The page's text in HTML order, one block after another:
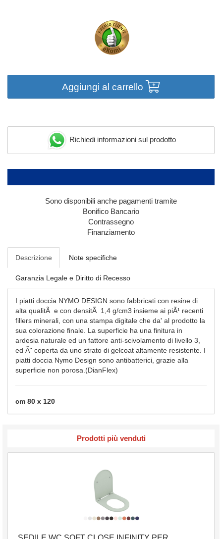
Aggiungi al carrello
Richiedi informazioni sul prodotto
Sono disponibili anche pagamenti tramite
Bonifico Bancario
Contrassegno
Finanziamento
Descrizione Note specifiche
Garanzia Legale e Diritto di Recesso
I piatti doccia NYMO DESIGN sono fabbricati con resine di
alta qualitÃ e con densitÃ 1,4 g/cm3 insieme ai piÃ¹ recenti
fillers minerali, con una stampa digitale che da' al prodotto la
sua colorazione finale. La superficie ha una finitura in
ardesia naturale ed un fattore anti-scivolamento di livello 3,
ed Ã¨ coperta da uno strato di gelcoat altamente resistente. I
piatti doccia Nymo Design sono antibatterici, grazie alla
superficie non porosa.(DianFlex)
cm 80 x 120
Prodotti più venduti